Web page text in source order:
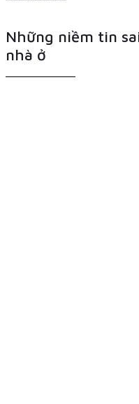
Những niềm tin
nhà ở